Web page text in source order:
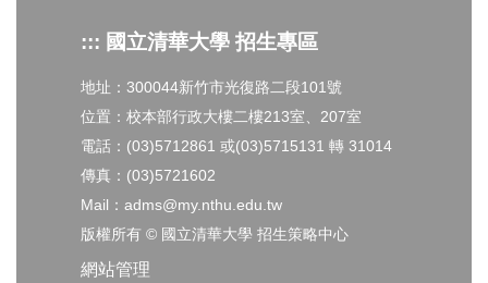
::: 國立清華大學 招生專區
地址：300044新竹市光復路二段101號
位置：校本部行政大樓二樓213室、207室
電話：(03)5712861 或(03)5715131 轉 31014
傳真：(03)5721602
Mail：adms@my.nthu.edu.tw
版權所有 © 國立清華大學 招生策略中心
網站管理